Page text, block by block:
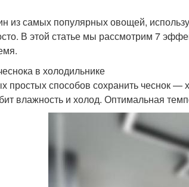
из самых популярных овощей,
В этой статье мы рассмотрим 7
в холодильнике
простых способов сохранить чеснок —
влажность и холод. Оптимальная